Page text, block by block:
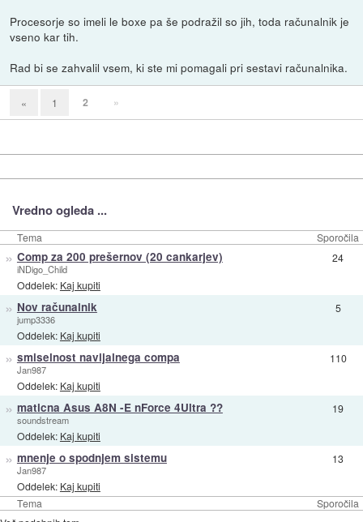
Procesorje so imeli le boxe pa še podražil so jih, toda računalnik je
vseno kar tih.
Rad bi se zahvalil vsem, ki ste mi pomagali pri sestavi računalnika.
« 1 2 »
Vredno ogleda ...
Tema Sporočila
Tema Sporočila
» Comp za 200 prešernov (20 cankarjev)
iNDigo_Child
Oddelek: Kaj kupiti
24
» Nov računalnik
jump3336
Oddelek: Kaj kupiti
5
» smiselnost navijalnega compa
Jan987
Oddelek: Kaj kupiti
110
» maticna Asus A8N -E nForce 4Ultra ??
soundstream
Oddelek: Kaj kupiti
19
» mnenje o spodnjem sistemu
Jan987
Oddelek: Kaj kupiti
13